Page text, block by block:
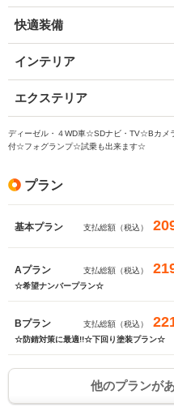
快適装備
インテリア
エクステリア
ディーゼル・４WD車☆SDナビ・TV☆Bカ
付☆フォグランプ☆試乗も出来ます☆
プラン
基本プラン 支払総額（税込）
Aプラン 支払総額（税込）
☆希望ナンバープラン☆
Bプラン 支払総額（税込）
☆防錆対策に最適!!☆下回り塗装プラン☆
他のプランが